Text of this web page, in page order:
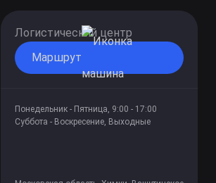
Логистический центр
Маршрут
Понедельник - Пятница, 9:00 - 17:00
Суббота - Воскресение, Выходные